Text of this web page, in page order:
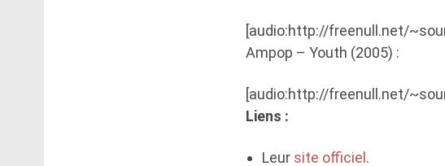
[audio:http://freenull.net/
Ampop – Youth (2005) :
[audio:http://freenull.net/
Liens :
Leur site officiel.